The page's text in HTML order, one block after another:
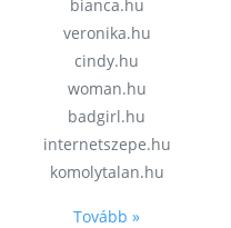
bianca.hu
veronika.hu
cindy.hu
woman.hu
badgirl.hu
internetszepe.hu
komolytalan.hu
Tovább »